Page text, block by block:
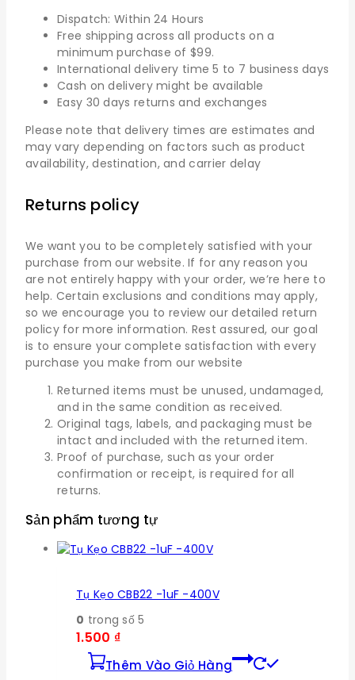
Dispatch: Within 24 Hours
Free shipping across all products on a
minimum purchase of $99.
International delivery time 5 to 7 business days
Cash on delivery might be available
Easy 30 days returns and exchanges
Please note that delivery times are estimates and
may vary depending on factors such as product
availability, destination, and carrier delay
Returns policy
We want you to be completely satisfied with your
purchase from our website. If for any reason you
are not entirely happy with your order, we’re here to
help. Certain exclusions and conditions may apply,
so we encourage you to review our detailed return
policy for more information. Rest assured, our goal
is to ensure your complete satisfaction with every
purchase you make from our website
Returned items must be unused, undamaged,
and in the same condition as received.
Original tags, labels, and packaging must be
intact and included with the returned item.
Proof of purchase, such as your order
confirmation or receipt, is required for all
returns.
Sản phẩm tương tự
Tụ Kẹo CBB22 -1uF -400V
0 trong số 5
1.500 ₫
Thêm Vào Giỏ Hàng